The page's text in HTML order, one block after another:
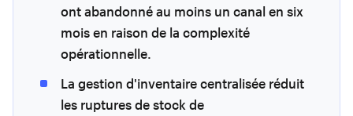
ont abandonné au moins un canal en six
mois en raison de la complexité
opérationnelle.
La gestion d'inventaire centralisée réduit
les ruptures de stock de